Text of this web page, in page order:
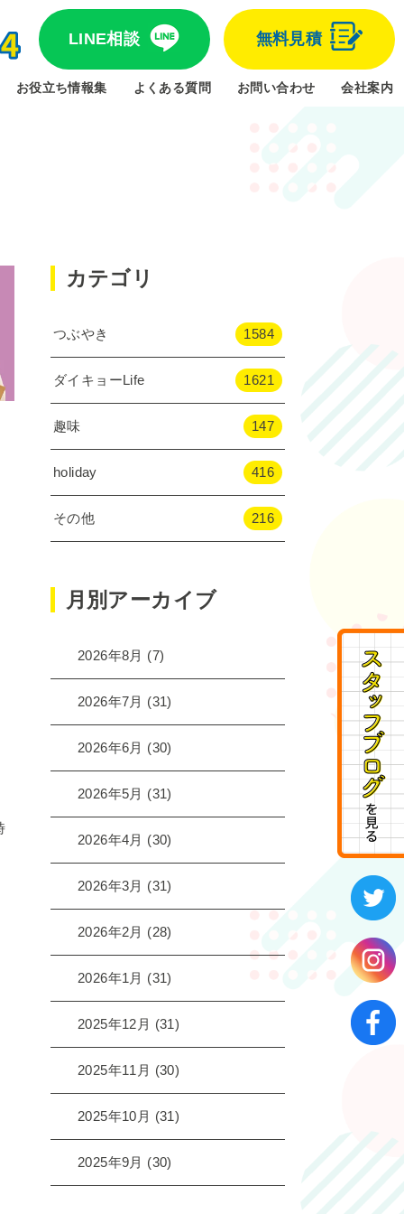
LINE相談 無料見積
お役立ち情報集 よくある質問 お問い合わせ 会社案内
カテゴリ
つぶやき 1584
ダイキョーLife 1621
趣味 147
holiday 416
その他 216
月別アーカイブ
2026年8月 (7)
2026年7月 (31)
2026年6月 (30)
2026年5月 (31)
2026年4月 (30)
2026年3月 (31)
2026年2月 (28)
2026年1月 (31)
2025年12月 (31)
2025年11月 (30)
2025年10月 (31)
2025年9月 (30)